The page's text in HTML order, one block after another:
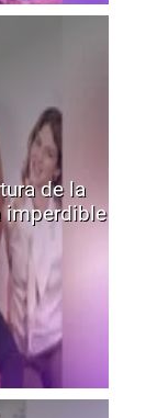
de la
imperdible